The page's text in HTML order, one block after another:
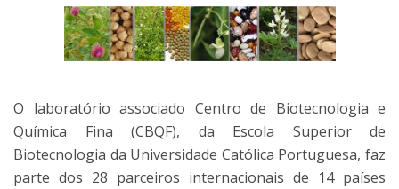
O laboratório associado Centro de Biotecnologia e
Química Fina (CBQF), da Escola Superior de
Biotecnologia da Universidade Católica Portuguesa, faz
parte dos 28 parceiros internacionais de 14 países